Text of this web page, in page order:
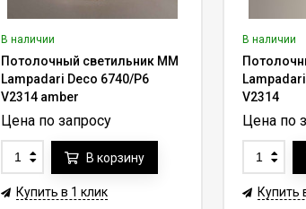
В наличии
Потолочный светильник MM
Lampadari Deco 6740/P6
V2314 amber
Цена по запросу
В корзину
Купить в 1 клик
В наличии
V2314
Цена по
Купить